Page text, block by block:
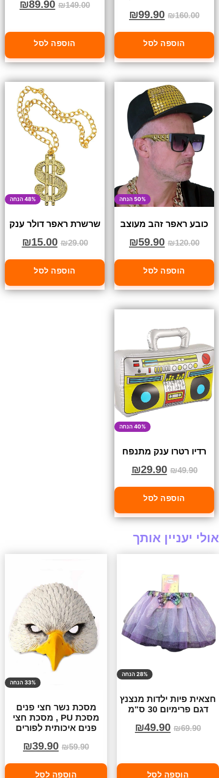
₪160.00
₪99.90
הוספה לסל
₪149.00
₪89.90
הוספה לסל
50% הנחה
כובע ראפר זהב מעוצב
₪120.00
₪59.90
הוספה לסל
48% הנחה
שרשרת ראפר דולר ענק
₪29.00
₪15.00
הוספה לסל
40% הנחה
רדיו רטרו ענק מתנפח
₪49.90
₪29.90
הוספה לסל
אולי יעניין אותך
28% הנחה
חצאית פיות ילדות מנצנץ
דגם פרימיום 30 ס"מ
₪69.90
₪49.90
הוספה לסל
33% הנחה
מסכת נשר חצי פנים
מסכת PU , מסכת חצי
פנים איכותית לפורים
₪59.90
₪39.90
הוספה לסל